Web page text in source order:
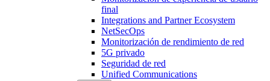
final
Integrations and Partner Ecosystem
NetSecOps
Monitorización de rendimiento de red
5G privado
Seguridad de red
Unified Communications